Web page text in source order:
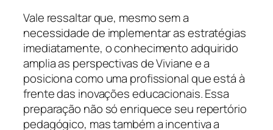
Vale ressaltar que, mesmo sem a
necessidade de implementar as estratégias
imediatamente, o conhecimento adquirido
amplia as perspectivas de Viviane e a
posiciona como uma profissional que está à
frente das inovações educacionais. Essa
preparação não só enriquece seu repertório
pedagógico, mas também a incentiva a